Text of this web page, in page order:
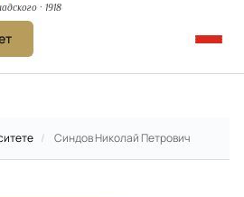
· 1918
/ Синдов Николай Петрович